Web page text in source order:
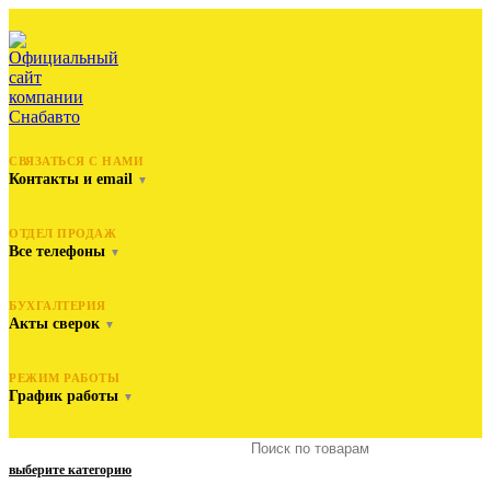
СВЯЗАТЬСЯ С НАМИ
Контакты и email ▼
ОТДЕЛ ПРОДАЖ
Все телефоны ▼
БУХГАЛТЕРИЯ
Акты сверок ▼
РЕЖИМ РАБОТЫ
График работы ▼
выберите категорию